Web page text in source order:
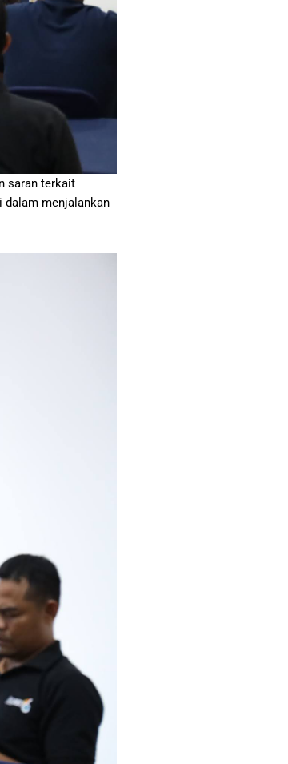
saran terkait
dalam menjalankan